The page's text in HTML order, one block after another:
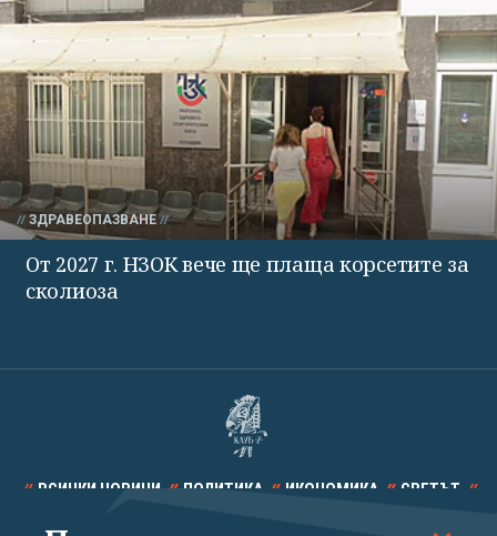
ЗДРАВЕОПАЗВАНЕ
От 2027 г. НЗОК вече ще плаща корсетите за
сколиоза
ВСИЧКИ НОВИНИ ПОЛИТИКА ИКОНОМИКА СВЕТЪТ